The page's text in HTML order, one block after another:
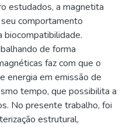
estudados, a magnetita
comportamento
biocompatibilidade.
de forma
faz com que o
energia em emissão de
tempo, que possibilita a
No presente trabalho, foi
estrutural,